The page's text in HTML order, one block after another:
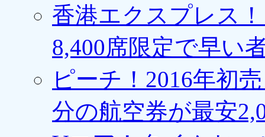
香港エクスプレス
8,400席限定で早い
ピーチ！2016年初
分の航空券が最安